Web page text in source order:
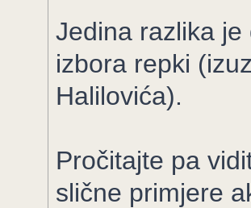
Jedina razlika
izbora repki
Halilovića).
Pročitajte pa
slične primjere